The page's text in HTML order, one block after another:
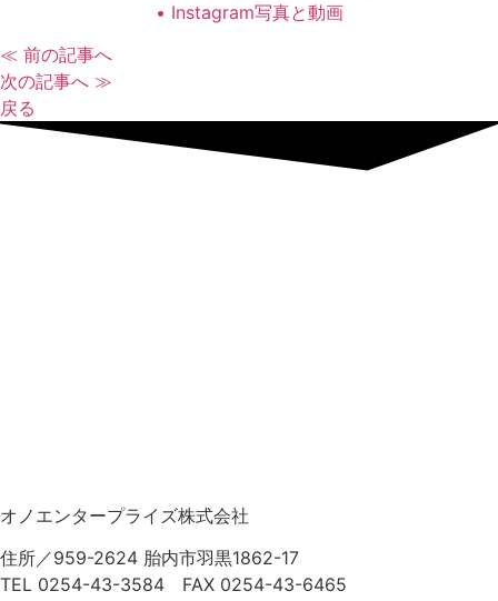
• Instagram写真と動画
≪ 前の記事へ
次の記事へ ≫
戻る
オノエンタープライズ株式会社
住所／959-2624 胎内市羽黒1862-17
TEL 0254-43-3584 FAX 0254-43-6465